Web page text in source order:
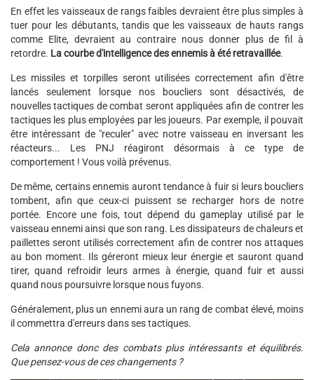
En effet les vaisseaux de rangs faibles devraient être plus simples à
tuer pour les débutants, tandis que les vaisseaux de hauts rangs
comme Elite, devraient au contraire nous donner plus de fil à
retordre. La courbe d'intelligence des ennemis à été retravaillée.
Les missiles et torpilles seront utilisées correctement afin d'être
lancés seulement lorsque nos boucliers sont désactivés, de
nouvelles tactiques de combat seront appliquées afin de contrer les
tactiques les plus employées par les joueurs. Par exemple, il pouvait
être intéressant de "reculer" avec notre vaisseau en inversant les
réacteurs... Les PNJ réagiront désormais à ce type de
comportement ! Vous voilà prévenus.
De même, certains ennemis auront tendance à fuir si leurs boucliers
tombent, afin que ceux-ci puissent se recharger hors de notre
portée. Encore une fois, tout dépend du gameplay utilisé par le
vaisseau ennemi ainsi que son rang. Les dissipateurs de chaleurs et
paillettes seront utilisés correctement afin de contrer nos attaques
au bon moment. Ils géreront mieux leur énergie et sauront quand
tirer, quand refroidir leurs armes à énergie, quand fuir et aussi
quand nous poursuivre lorsque nous fuyons.
Généralement, plus un ennemi aura un rang de combat élevé, moins
il commettra d'erreurs dans ses tactiques.
Cela annonce donc des combats plus intéressants et équilibrés.
Que pensez-vous de ces changements ?